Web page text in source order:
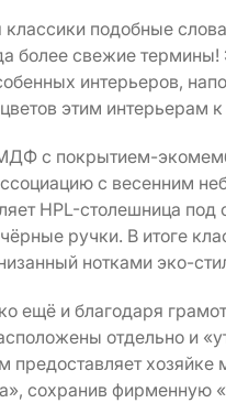
подобные
более свежие термины!
интерьеров,
этим интерьерам к
с покрытием-
с весенним
HPL-столешница под
ручки. В итоге
нотками эко-
ещё и благодаря
отдельно и
предоставляет хозяйке
сохранив фирменную